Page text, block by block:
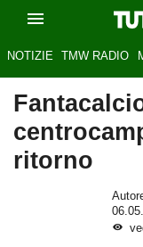
NOTIZIE TMW RADIO
ritorno